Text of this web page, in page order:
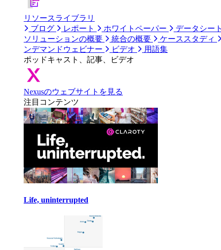
リソースライブラリ
ブログ
レポート ホワイトペーパー
データシー
ソリューションの概要
統合の概要
ケーススタディ
ンデマンドウェビナー
ビデオ
用語集
ポッドキャスト、記事、ビデオ
Nexusのウェブサイトを見る
注目コンテンツ
Life, uninterrupted